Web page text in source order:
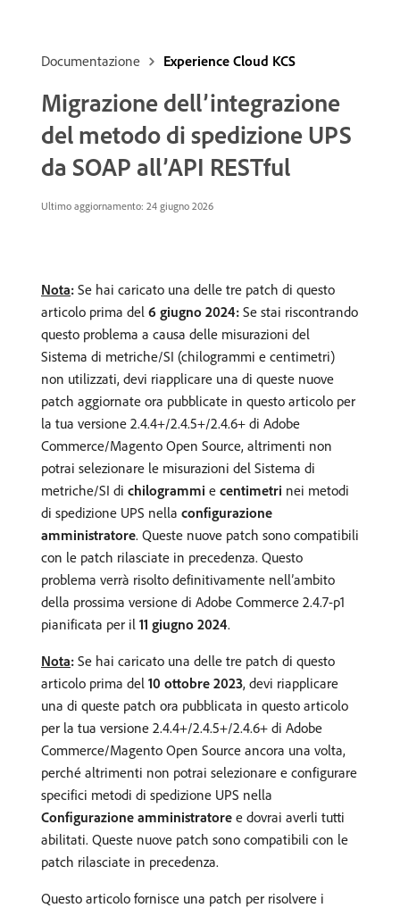
Documentazione Experience Cloud KCS
Migrazione dell’integrazione
del metodo di spedizione UPS
da SOAP all’API RESTful
Ultimo aggiornamento: 24 giugno 2026
Nota: Se hai caricato una delle tre patch di questo
articolo prima del 6 giugno 2024: Se stai riscontrando
questo problema a causa delle misurazioni del
Sistema di metriche/SI (chilogrammi e centimetri)
non utilizzati, devi riapplicare una di queste nuove
patch aggiornate ora pubblicate in questo articolo per
la tua versione 2.4.4+/2.4.5+/2.4.6+ di Adobe
Commerce/Magento Open Source, altrimenti non
potrai selezionare le misurazioni del Sistema di
metriche/SI di chilogrammi e centimetri nei metodi
di spedizione UPS nella configurazione
amministratore. Queste nuove patch sono compatibili
con le patch rilasciate in precedenza. Questo
problema verrà risolto definitivamente nell’ambito
della prossima versione di Adobe Commerce 2.4.7-p1
pianificata per il 11 giugno 2024.
Nota: Se hai caricato una delle tre patch di questo
articolo prima del 10 ottobre 2023, devi riapplicare
una di queste patch ora pubblicata in questo articolo
per la tua versione 2.4.4+/2.4.5+/2.4.6+ di Adobe
Commerce/Magento Open Source ancora una volta,
perché altrimenti non potrai selezionare e configurare
specifici metodi di spedizione UPS nella
Configurazione amministratore e dovrai averli tutti
abilitati. Queste nuove patch sono compatibili con le
patch rilasciate in precedenza.
Questo articolo fornisce una patch per risolvere i